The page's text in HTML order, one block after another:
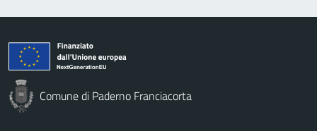
Comune di Paderno Franciacorta